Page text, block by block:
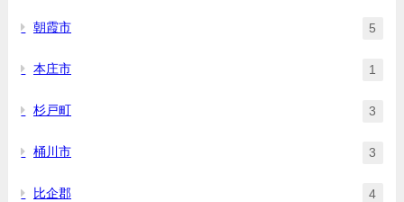
朝霞市 5
本庄市 1
杉戸町 3
桶川市 3
比企郡 4